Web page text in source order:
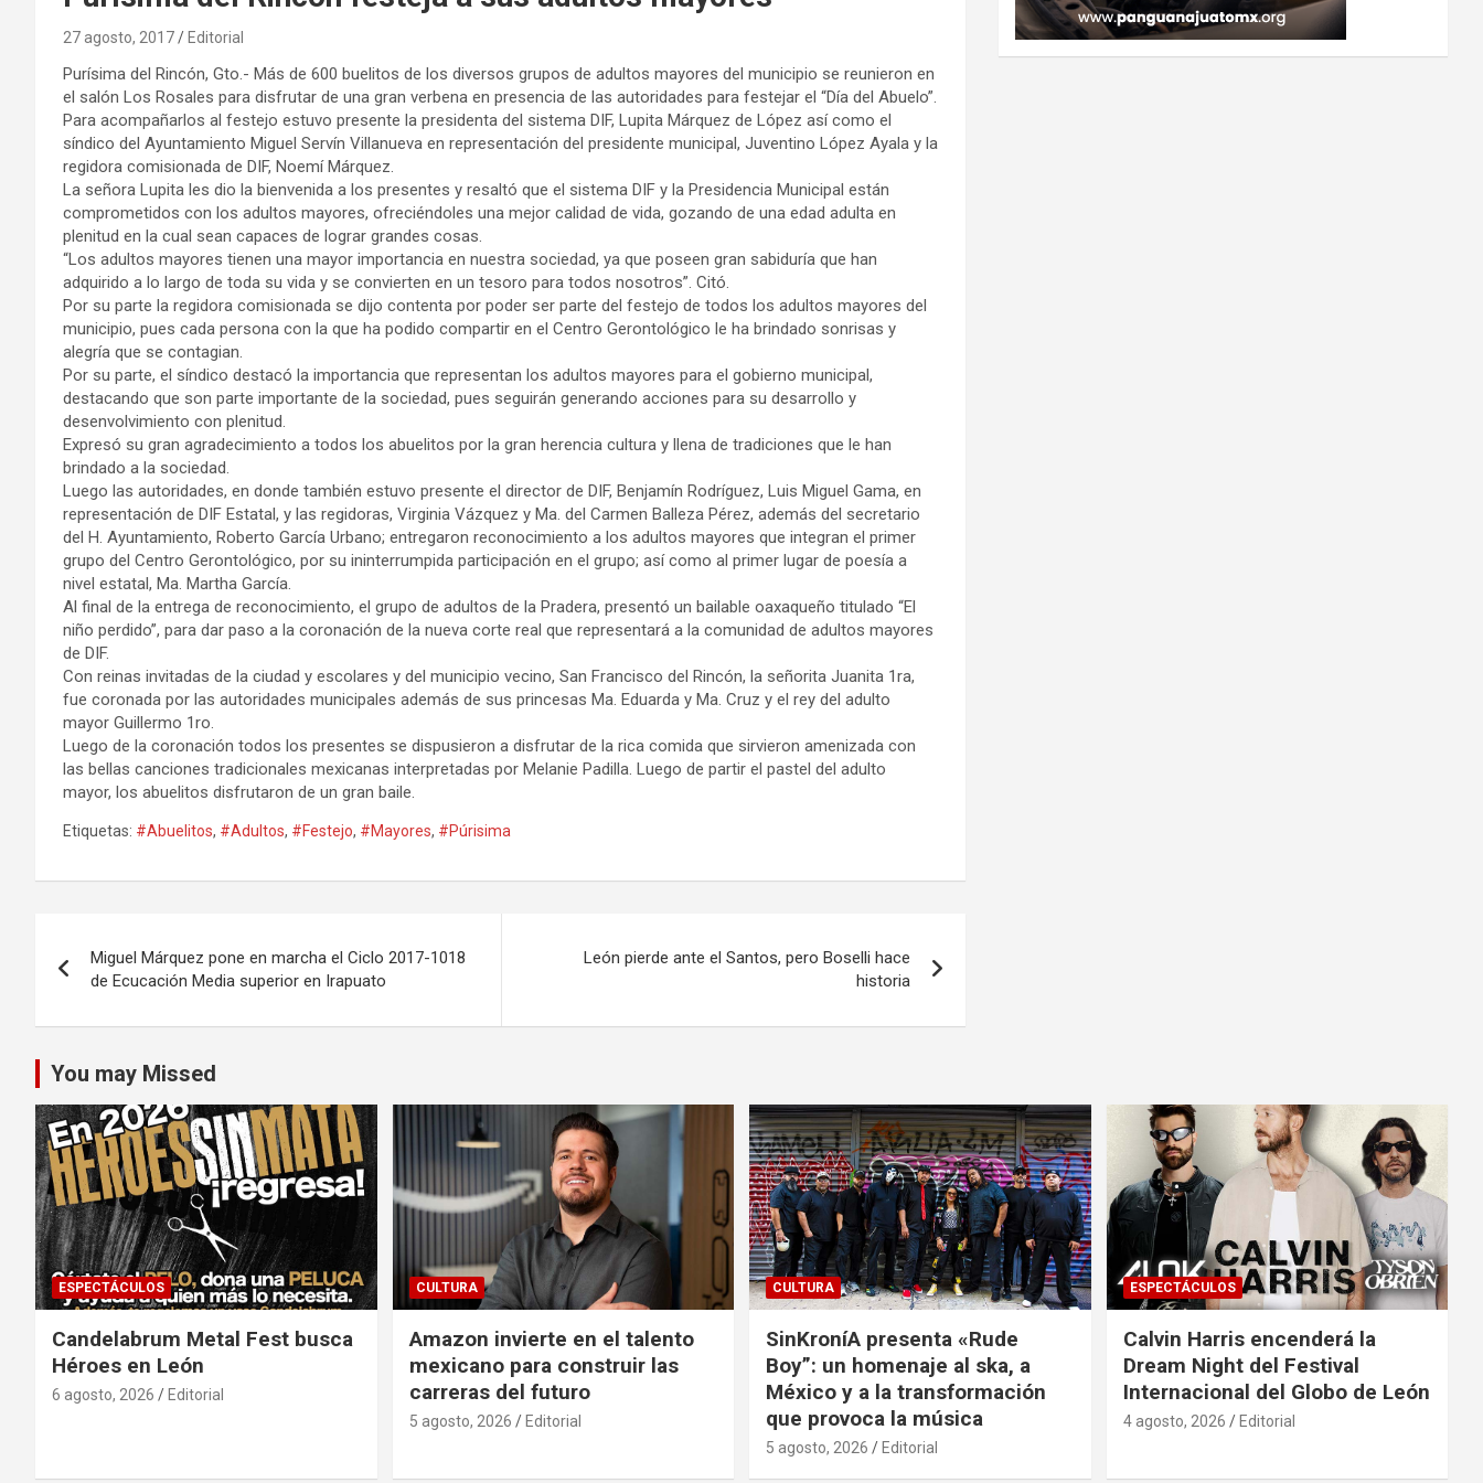
27 agosto, 2017 Editorial
Purísima del Rincón, Gto.- Más de 600 buelitos de los diversos grupos de adultos mayores del municipio se reunieron en
el salón Los Rosales para disfrutar de una gran verbena en presencia de las autoridades para festejar el “Día del Abuelo”.
Para acompañarlos al festejo estuvo presente la presidenta del sistema DIF, Lupita Márquez de López así como el
síndico del Ayuntamiento Miguel Servín Villanueva en representación del presidente municipal, Juventino López Ayala y la
regidora comisionada de DIF, Noemí Márquez.
La señora Lupita les dio la bienvenida a los presentes y resaltó que el sistema DIF y la Presidencia Municipal están
comprometidos con los adultos mayores, ofreciéndoles una mejor calidad de vida, gozando de una edad adulta en
plenitud en la cual sean capaces de lograr grandes cosas.
“Los adultos mayores tienen una mayor importancia en nuestra sociedad, ya que poseen gran sabiduría que han
adquirido a lo largo de toda su vida y se convierten en un tesoro para todos nosotros”. Citó.
Por su parte la regidora comisionada se dijo contenta por poder ser parte del festejo de todos los adultos mayores del
municipio, pues cada persona con la que ha podido compartir en el Centro Gerontológico le ha brindado sonrisas y
alegría que se contagian.
Por su parte, el síndico destacó la importancia que representan los adultos mayores para el gobierno municipal,
destacando que son parte importante de la sociedad, pues seguirán generando acciones para su desarrollo y
desenvolvimiento con plenitud.
Expresó su gran agradecimiento a todos los abuelitos por la gran herencia cultura y llena de tradiciones que le han
brindado a la sociedad.
Luego las autoridades, en donde también estuvo presente el director de DIF, Benjamín Rodríguez, Luis Miguel Gama, en
representación de DIF Estatal, y las regidoras, Virginia Vázquez y Ma. del Carmen Balleza Pérez, además del secretario
del H. Ayuntamiento, Roberto García Urbano; entregaron reconocimiento a los adultos mayores que integran el primer
grupo del Centro Gerontológico, por su ininterrumpida participación en el grupo; así como al primer lugar de poesía a
nivel estatal, Ma. Martha García.
Al final de la entrega de reconocimiento, el grupo de adultos de la Pradera, presentó un bailable oaxaqueño titulado “El
niño perdido”, para dar paso a la coronación de la nueva corte real que representará a la comunidad de adultos mayores
de DIF.
Con reinas invitadas de la ciudad y escolares y del municipio vecino, San Francisco del Rincón, la señorita Juanita 1ra,
fue coronada por las autoridades municipales además de sus princesas Ma. Eduarda y Ma. Cruz y el rey del adulto
mayor Guillermo 1ro.
Luego de la coronación todos los presentes se dispusieron a disfrutar de la rica comida que sirvieron amenizada con
las bellas canciones tradicionales mexicanas interpretadas por Melanie Padilla. Luego de partir el pastel del adulto
mayor, los abuelitos disfrutaron de un gran baile.
Etiquetas: #Abuelitos, #Adultos, #Festejo, #Mayores, #Púrisima
de
entradas
Miguel Márquez pone en marcha el Ciclo 2017-1018
de Ecucación Media superior en Irapuato
León pierde ante el Santos, pero Boselli hace
historia
You may Missed
ESPECTÁCULOS
Candelabrum Metal Fest busca
Héroes en León
6 agosto, 2026 Editorial
CULTURA
Amazon invierte en el talento
mexicano para construir las
carreras del futuro
5 agosto, 2026 Editorial
CULTURA
SinKroníA presenta «Rude
Boy”: un homenaje al ska, a
México y a la transformación
que provoca la música
5 agosto, 2026 Editorial
ESPECTÁCULOS
Calvin Harris encenderá la
Dream Night del Festival
Internacional del Globo de León
4 agosto, 2026 Editorial